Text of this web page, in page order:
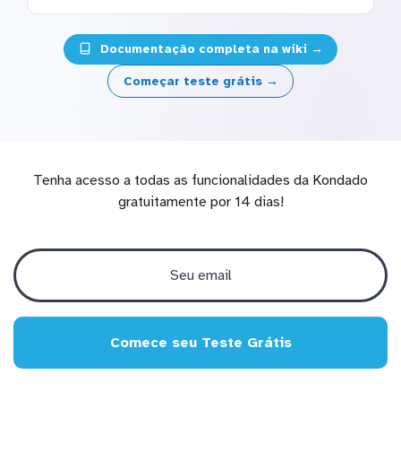
Documentação completa na wiki →
Começar teste grátis →
Tenha acesso a todas as funcionalidades da Kondado
gratuitamente por 14 dias!
Comece seu Teste Grátis